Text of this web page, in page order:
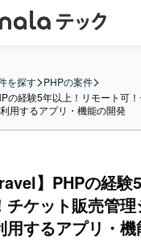
を探す>PHPの案件>
の経験5年以上！リモート可
用するアプリ・機能の開発
】PHPの経験
チケット販売管
用するアプリ・